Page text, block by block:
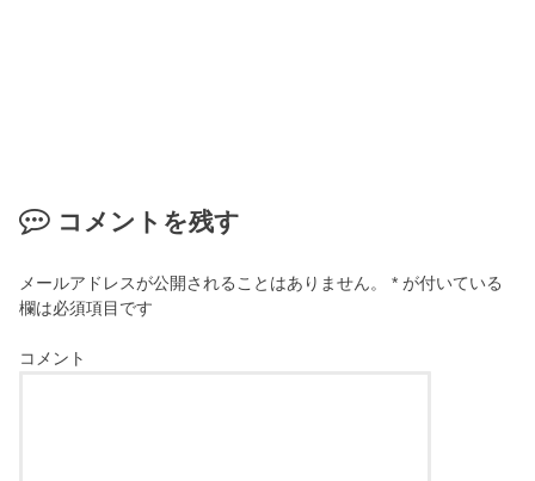
コメントを残す
メールアドレスが公開されることはありません。 * が付いている
欄は必須項目です
コメント